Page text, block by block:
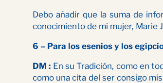
Debo añadir que la suma de
conocimiento de mi mujer, Marie
6 – Para los esenios y los
DM : En su Tradición, como en
como una cita del ser consigo